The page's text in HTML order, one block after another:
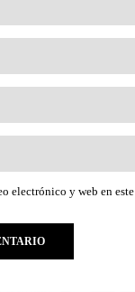
electrónico y web en